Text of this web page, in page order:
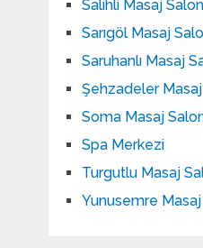
Salihli Masaj
Sarıgöl Masaj
Saruhanlı Masaj
Şehzadeler
Soma Masaj
Spa Merkezi
Turgutlu Masaj
Yunusemre